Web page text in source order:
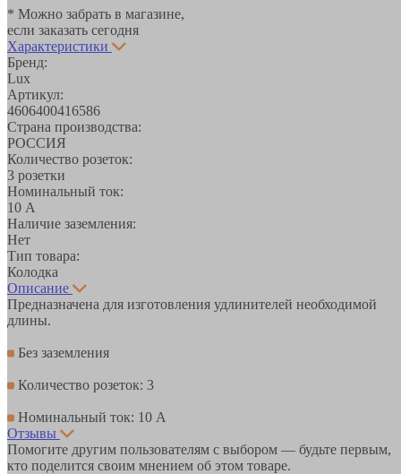
* Можно забрать в магазине,
если заказать сегодня
Характеристики
Бренд:
Lux
Артикул:
4606400416586
Страна производства:
РОССИЯ
Количество розеток:
3 розетки
Номинальный ток:
10 А
Наличие заземления:
Нет
Тип товара:
Колодка
Описание
Предназначена для изготовления удлинителей необходимой
длины.
Без заземления
Количество розеток: 3
Номинальный ток: 10 А
Отзывы
Помогите другим пользователям с выбором — будьте первым,
кто поделится своим мнением об этом товаре.